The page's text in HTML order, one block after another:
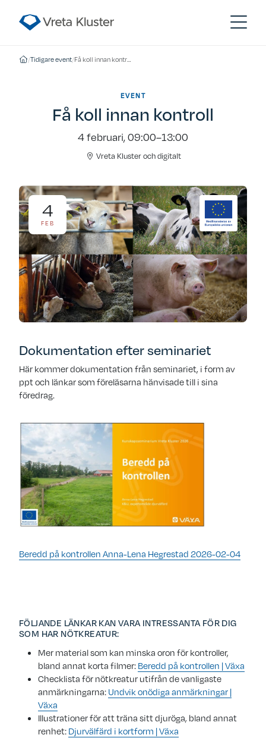
/Tidigare event/ Få koll innan kontroll
EVENT
Få koll innan kontroll
4 februari, 09:00–13:00
Vreta Kluster och digitalt
4
FEB
Dokumentation efter seminariet
Här kommer dokumentation från seminariet, i form av
ppt och länkar som föreläsarna hänvisade till i sina
föredrag.
Beredd på kontrollen Anna-Lena Hegrestad 2026-02-04
FÖLJANDE LÄNKAR KAN VARA INTRESSANTA FÖR DIG
SOM HAR NÖTKREATUR:
Mer material som kan minska oron för kontroller,
bland annat korta filmer: Beredd på kontrollen | Växa
Checklista för nötkreatur utifrån de vanligaste
anmärkningarna: Undvik onödiga anmärkningar |
Växa
Illustrationer för att träna sitt djuröga, bland annat
renhet: Djurvälfärd i kortform | Växa